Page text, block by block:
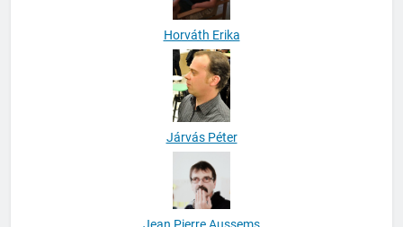
Horváth Erika
Járvás Péter